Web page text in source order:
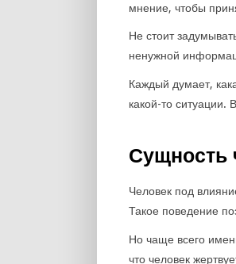
мнение, чтобы
Не стоит
ненужной
Каждый думает,
какой-то
Сущность
Человек под
Такое поведение
Но чаще всего
что человек